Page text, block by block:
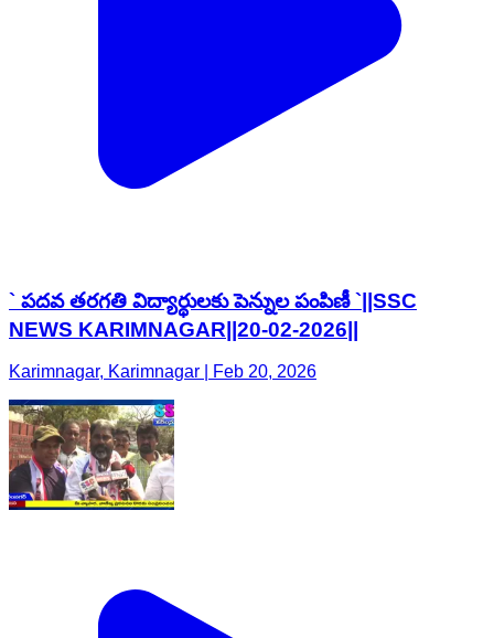
` పదవ తరగతి విద్యార్థులకు పెన్నుల పంపిణీ `||SSC
NEWS KARIMNAGAR||20-02-2026||
Karimnagar, Karimnagar | Feb 20, 2026